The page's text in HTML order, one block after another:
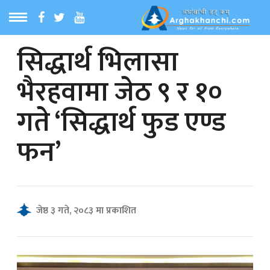
MENU
समाचार
समाचार
सिद्धार्थ भिलासा
भैरहवामा जेठ ९ र १०
गते ‘सिद्धार्थ फुड एण्ड
फन’
जेष्ठ ३ गते, २०८३ मा प्रकाशित